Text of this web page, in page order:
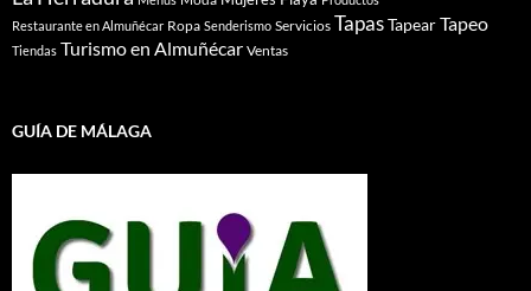
Restaurante en Almuñécar Ropa Senderismo Servicios TapasTapearTapeo
Tiendas Turismo en Almuñécar Ventas
GUÍA DE MÁLAGA